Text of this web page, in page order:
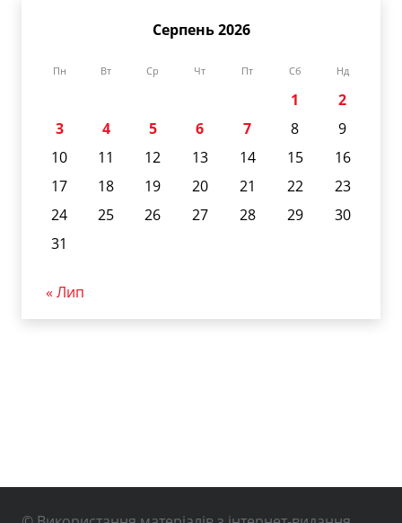
Серпень 2026
Пн Вт Ср Чт Пт Сб Нд
1
2
3
4 5 6 7 8
9
10
11 12 13 14 15
16
17
18 19 20 21 22
23
24
25 26 27 28 29
30
31
« Лип